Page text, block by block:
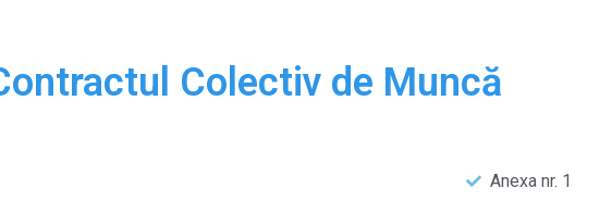
Colectiv de Muncă
Anexa nr. 1